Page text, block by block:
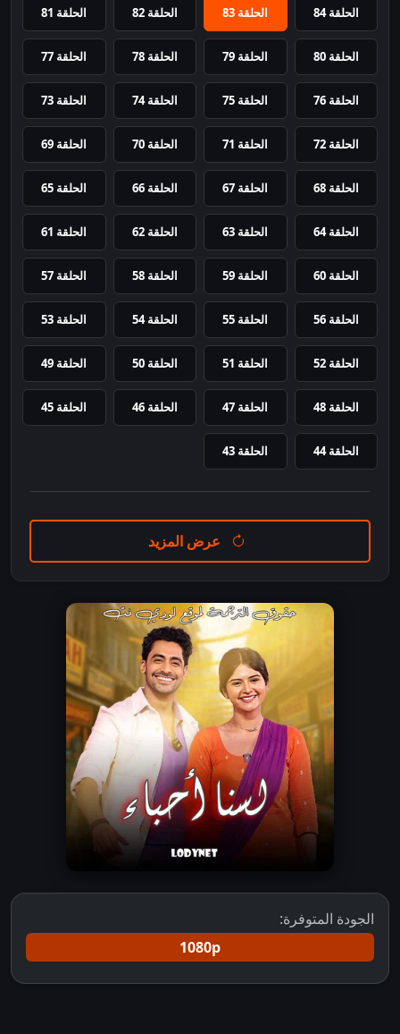
الحلقة 84 الحلقة 83 الحلقة 82 الحلقة 81
الحلقة 80 الحلقة 79 الحلقة 78 الحلقة 77
الحلقة 76 الحلقة 75 الحلقة 74 الحلقة 73
الحلقة 72 الحلقة 71 الحلقة 70 الحلقة 69
الحلقة 68 الحلقة 67 الحلقة 66 الحلقة 65
الحلقة 64 الحلقة 63 الحلقة 62 الحلقة 61
الحلقة 60 الحلقة 59 الحلقة 58 الحلقة 57
الحلقة 56 الحلقة 55 الحلقة 54 الحلقة 53
الحلقة 52 الحلقة 51 الحلقة 50 الحلقة 49
الحلقة 48 الحلقة 47 الحلقة 46 الحلقة 45
الحلقة 44 الحلقة 43
عرض المزيد
الجودة المتوفرة:
1080p